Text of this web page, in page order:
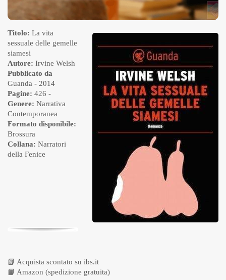
Titolo: La vita
sessuale delle gemelle
siamesi
Autore: Irvine Welsh
Pubblicato da
Guanda - 2014
Pagine: 426 -
Genere: Narrativa
Contemporanea
Formato disponibile:
Brossura
Collana: Narratori
della Fenice
📗 Acquista scontato su ibs.it
📙 Amazon (spedizione gratuita)